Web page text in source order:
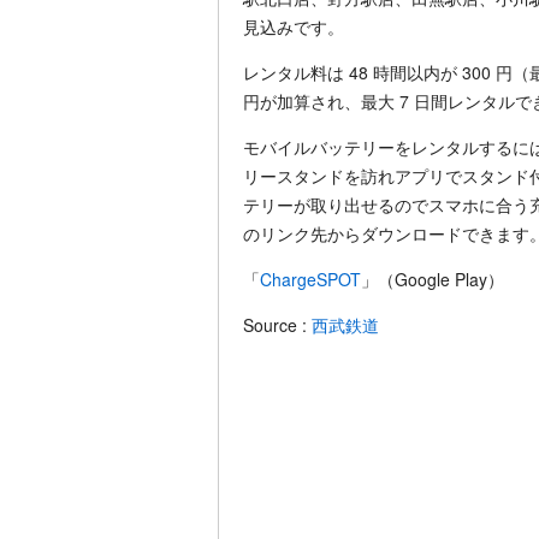
見込みです。
レンタル料は 48 時間以内が 300 円
円が加算され、最大 7 日間レンタルで
モバイルバッテリーをレンタルする
リースタンドを訪れアプリでスタン
テリーが取り出せるのでスマホに合
のリンク先からダウンロードできます
「ChargeSPOT 」（Google Play）
Source : 西武鉄道